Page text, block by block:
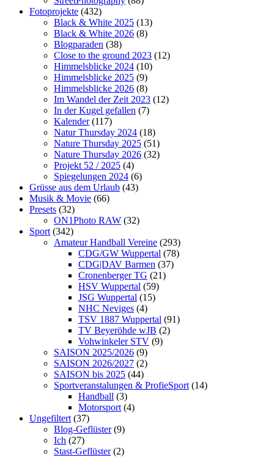
Fotoprojekte (432)
Black & White 2025 (13)
Black & White 2026 (8)
Blogparaden (38)
Close to the ground 2023 (12)
Himmelsblicke 2024 (10)
Himmelsblicke 2025 (9)
Himmelsblicke 2026 (8)
Im Wandel der Zeit 2023 (12)
In der Kugel gefallen (7)
Kalender(117)
Natur Thursday 2024 (18)
Nature Thursday 2025 (51)
Nature Thursday 2026 (32)
Projekt 52 / 2025 (4)
Spiegelungen 2024 (6)
Grüsse aus dem Urlaub (43)
Musik & Movie (66)
Presets (32)
ON1Photo RAW (32)
Sport (342)
Amateur Handball Vereine (293)
CDG/GW Wuppertal (78)
CDG|DAV Barmen (37)
Cronenberger TG (21)
HSV Wuppertal (59)
JSG Wuppertal (15)
NHC Neviges (4)
TSV 1887 Wuppertal (91)
TV Beyeröhde wJB (2)
Vohwinkeler STV (9)
SAISON 2025/2026 (9)
SAISON 2026/2027 (2)
SAISON bis 2025 (44)
Sportveranstalungen & ProfieSport (14)
Handball (3)
Motorsport (4)
Ungefiltert (37)
Blog-Geflüster(9)
Ich (27)
Stast-Geflüster(2)